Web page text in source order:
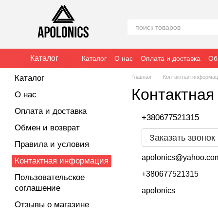
Перейти к основному контенту
Каталог Каталог О нас Оплата и доставка
Отзывы о магазине
Главная Контактная
+380677521315
Заказать звонок
+380677521315
apolonics
Каталог
О нас
Оплата и доставка
Обмен и возврат
Правила и условия
Контактная информация
Пользовательское
соглашение
Отзывы о магазине